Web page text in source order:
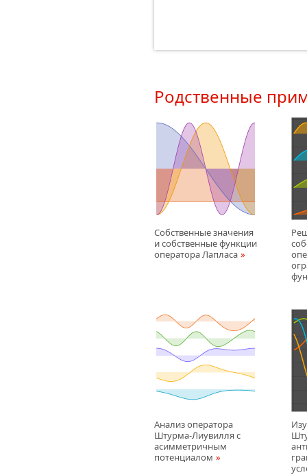
Родственные
Собственные значения
и собственные функции
оператора Лапласа
Анализ оператора
Штурма-Лиувилля с
асимметричным
потенциалом